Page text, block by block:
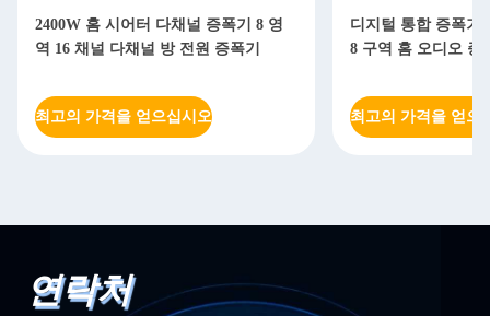
2400W 홈 시어터 다채널 증폭기 8 영
역 16 채널 다채널 방 전원 증폭기
최고의 가격을 얻으십시오
디지털 통합 증폭기
8 구역 홈 오디오 증
최고의 가격을 얻으
연락처